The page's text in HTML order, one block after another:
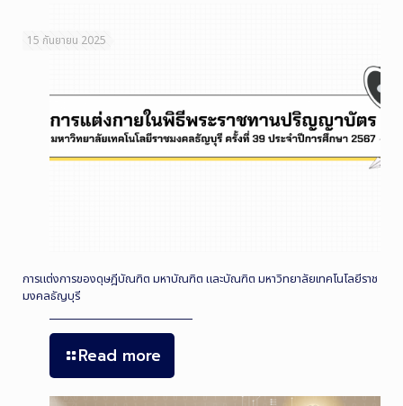
15 กันยายน 2025
การแต่งการของดุษฎีบัณฑิต มหาบัณฑิต และบัณฑิต มหาวิทยาลัยเทคโนโลยีราช
มงคลธัญบุรี
Read more